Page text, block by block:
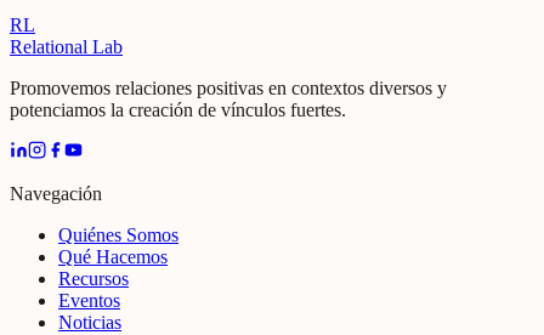
RL
Relational Lab
Promovemos relaciones positivas en contextos diversos y
potenciamos la creación de vínculos fuertes.
Navegación
Quiénes Somos
Qué Hacemos
Recursos
Eventos
Noticias